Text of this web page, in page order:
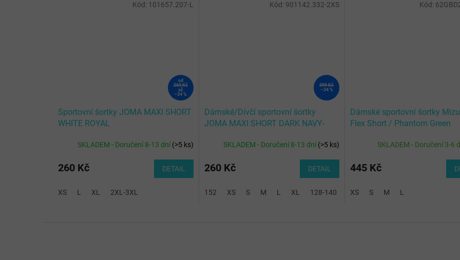
od
260 Kč
až
–34 %
Sportovní šortky JOMA MAXI SHORT
WHITE ROYAL
SKLADEM - Doručení 8-13 dní(>5 ks)
260 Kč DETAIL
XS L XL 2XL-3XL
Kód: 101657.207-L
399 Kč
–34 %
Dámské/Dívčí sportovní šortky
JOMA MAXI SHORT DARK NAVY-
SKLADEM - Doručení 8-13 dní(>5 ks)
260 Kč DETAIL
152 XS S M L XL 128-140
Kód: 901142.332-2XS
Dámské sportovní šortky
Flex Short / Phantom Green
SKLADEM - Doručení 3-6
445 Kč
XS S M L
Kód: